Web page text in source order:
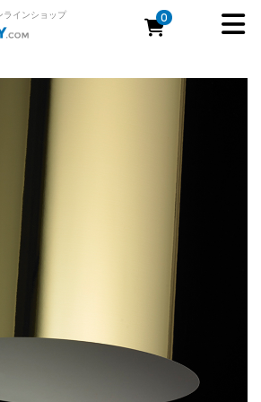
0
ラインショップ